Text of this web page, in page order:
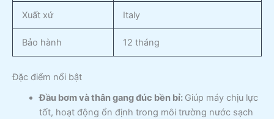
Xuất xứ Italy
Bảo hành 12 tháng
Đặc điểm nổi bật
Đầu bơm và thân gang đúc bền bỉ: Giúp máy chịu lực
tốt, hoạt động ổn định trong môi trường nước sạch